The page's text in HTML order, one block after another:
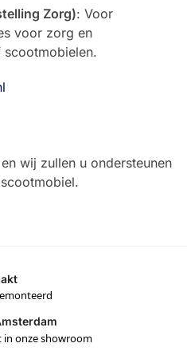
Zorg): Voor
voor zorg en
scootmobielen.
wij zullen u ondersteunen
in onze showroom